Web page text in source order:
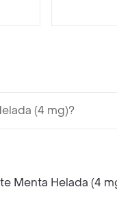
(4 mg)?
Menta Helada (4